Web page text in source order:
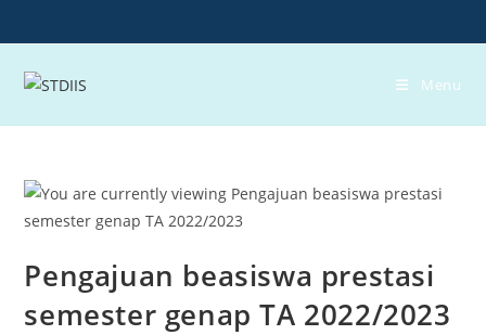
to
content
Menu
Pengajuan beasiswa prestasi
semester genap TA 2022/2023